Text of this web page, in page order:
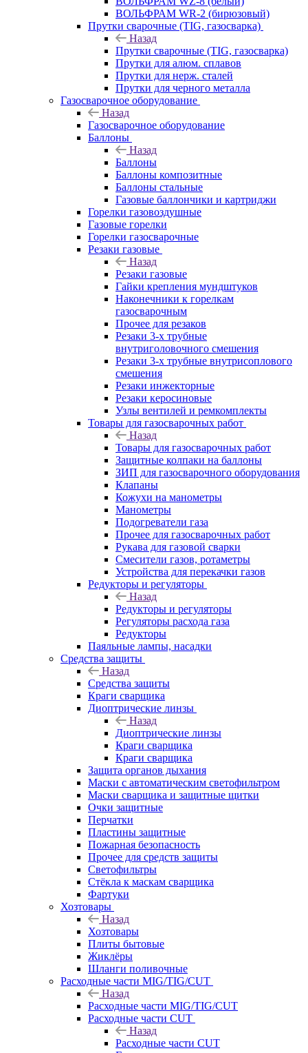
ВОЛЬФРАМ WR-2 (бирюзовый)
Прутки сварочные (TIG, газосварка)
Назад
Прутки сварочные (TIG, газосварка)
Прутки для алюм. сплавов
Прутки для нерж. сталей
Прутки для черного металла
Газосварочное оборудование
Назад
Газосварочное оборудование
Баллоны
Назад
Баллоны
Баллоны композитные
Баллоны стальные
Газовые баллончики и картриджи
Горелки газовоздушные
Газовые горелки
Горелки газосварочные
Резаки газовые
Назад
Резаки газовые
Гайки крепления мундштуков
Наконечники к горелкам
газосварочным
Прочее для резаков
Резаки 3-х трубные
внутриголовочного смешения
Резаки 3-х трубные внутрисоплового
смешения
Резаки инжекторные
Резаки керосиновые
Узлы вентилей и ремкомплекты
Товары для газосварочных работ
Назад
Товары для газосварочных работ
Защитные колпаки на баллоны
ЗИП для газосварочного оборудования
Клапаны
Кожухи на манометры
Манометры
Подогреватели газа
Прочее для газосварочных работ
Рукава для газовой сварки
Смесители газов, ротаметры
Устройства для перекачки газов
Редукторы и регуляторы
Назад
Редукторы и регуляторы
Регуляторы расхода газа
Редукторы
Паяльные лампы, насадки
Средства защиты
Назад
Средства защиты
Краги сварщика
Диоптрические линзы
Назад
Диоптрические линзы
Краги сварщика
Краги сварщика
Защита органов дыхания
Маски с автоматическим светофильтром
Маски сварщика и защитные щитки
Очки защитные
Перчатки
Пластины защитные
Пожарная безопасность
Прочее для средств защиты
Светофильтры
Стёкла к маскам сварщика
Фартуки
Хозтовары
Назад
Хозтовары
Плиты бытовые
Жиклёры
Шланги поливочные
Расходные части MIG/TIG/CUT
Назад
Расходные части MIG/TIG/CUT
Расходные части CUT
Назад
Расходные части CUT